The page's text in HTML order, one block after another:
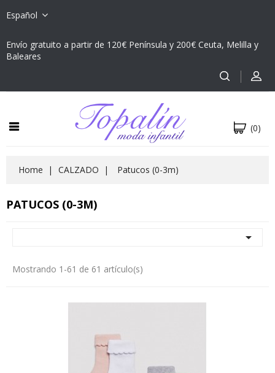
Español
Envío gratuito a partir de 120€ Península y 200€ Ceuta, Melilla y
Baleares
(0)
Home CALZADO Patucos (0-3m)
PATUCOS (0-3M)

Mostrando 1-61 de 61 artículo(s)